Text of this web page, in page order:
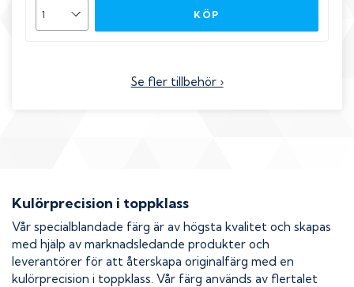
KÖP
Se fler tillbehör ›
Kulörprecision i toppklass
Vår specialblandade färg är av högsta kvalitet och skapas
med hjälp av marknadsledande produkter och
leverantörer för att återskapa originalfärg med en
kulörprecision i toppklass. Vår färg används av flertalet